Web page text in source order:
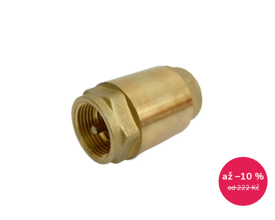
od 222 Kč
až –10 %